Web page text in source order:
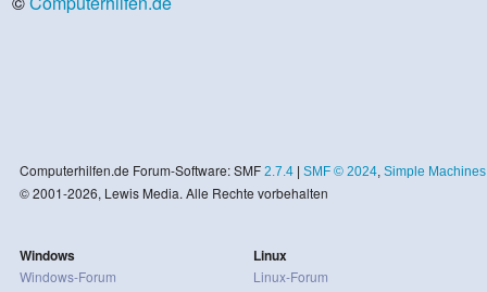
Computerhilfen.de Forum-Software: SMF 2.7.4| SMF © 2024, Simple Machines
© 2001-2026, Lewis Media. Alle Rechte vorbehalten
Windows
Windows-Forum
Linux
Linux-Forum